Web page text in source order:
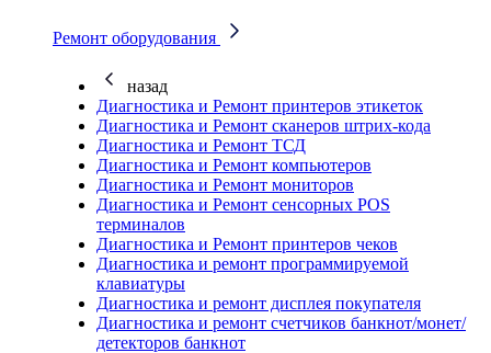
Ремонт оборудования
назад
Диагностика и Ремонт принтеров этикеток
Диагностика и Ремонт сканеров штрих-кода
Диагностика и Ремонт ТСД
Диагностика и Ремонт компьютеров
Диагностика и Ремонт мониторов
Диагностика и Ремонт сенсорных POS
терминалов
Диагностика и Ремонт принтеров чеков
Диагностика и ремонт программируемой
клавиатуры
Диагностика и ремонт дисплея покупателя
Диагностика и ремонт счетчиков банкнот/монет/
детекторов банкнот